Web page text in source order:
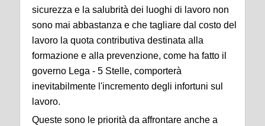
sicurezza e la salubrità dei luoghi di lavoro non
sono mai abbastanza e che tagliare dal costo del
lavoro la quota contributiva destinata alla
formazione e alla prevenzione, come ha fatto il
governo Lega - 5 Stelle, comporterà
inevitabilmente l'incremento degli infortuni sul
lavoro.
Queste sono le priorità da affrontare anche a